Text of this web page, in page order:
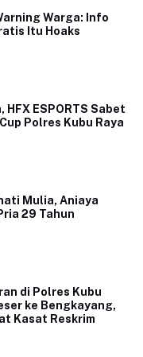
Warga: Info
Itu Hoaks
HFX ESPORTS Sabet
Polres Kubu Raya
Mulia, Aniaya
29 Tahun
di Polres Kubu
ke Bengkayang,
Kasat Reskrim